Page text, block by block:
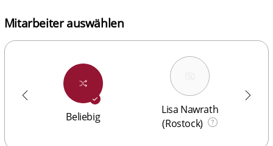
Mitarbeiter auswählen
Beliebig
Lisa Nawrath
(Rostock)